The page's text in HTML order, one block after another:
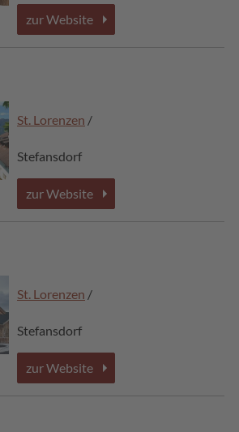
zur Website
St. Lorenzen /
Stefansdorf
zur Website
St. Lorenzen /
Stefansdorf
zur Website